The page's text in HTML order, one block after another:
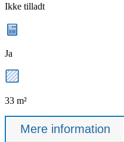
Ikke tilladt
Ja
33 m²
Mere information